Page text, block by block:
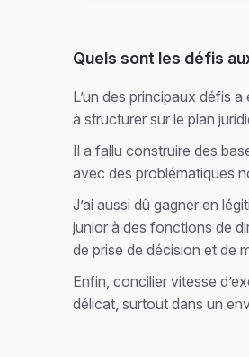
Quels sont les défis
L’un des principaux défis
à structurer sur le plan
Il a fallu construire des
avec des problématiques
J’ai aussi dû gagner en
junior à des fonctions de
de prise de décision et de
Enfin, concilier vitesse
délicat, surtout dans un